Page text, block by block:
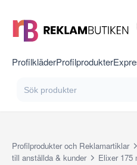
ProfilkläderProfilprodukter
Profilprodukter och Reklamartiklar
till anställda & kunder
Elixer 175